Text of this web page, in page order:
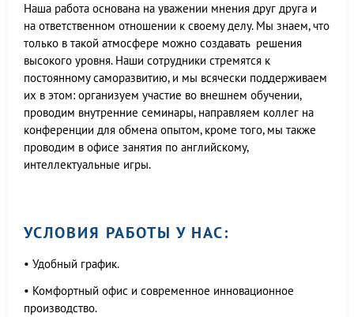
Наша работа основана на уважении мнения друг друга и
на ответственном отношении к своему делу. Мы знаем, что
только в такой атмосфере можно создавать решения
высокого уровня. Наши сотрудники стремятся к
постоянному саморазвитию, и мы всячески поддерживаем
их в этом: организуем участие во внешнем обучении,
проводим внутренние семинары, направляем коллег на
конференции для обмена опытом, кроме того, мы также
проводим в офисе занятия по английскому,
интеллектуальные игры.
УСЛОВИЯ РАБОТЫ У НАС:
• Удобный график.
• Комфортный офис и современное инновационное
производство.